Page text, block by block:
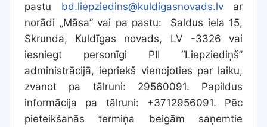
pastu bd.liepziedins@kuldigasnovads.lvar
norādi „Māsa” vai pa pastu: Saldus iela 15,
Skrunda, Kuldīgas novads, LV -3326 vai
iesniegt personīgi PII “Liepziediņš”
administrācijā, iepriekš vienojoties par laiku,
zvanot pa tālruni: 29560091. Papildus
informācija pa tālruni: +3712956091.
Pēc
pieteikšanās termiņa beigām saņemtie